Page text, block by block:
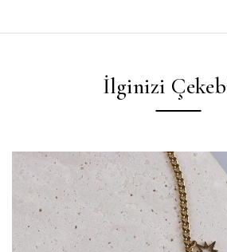
İlginizi